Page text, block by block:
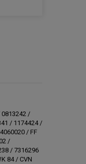
0813242 /
/ 1174424 /
/ FF
/
/ 7316296
84 / CVN